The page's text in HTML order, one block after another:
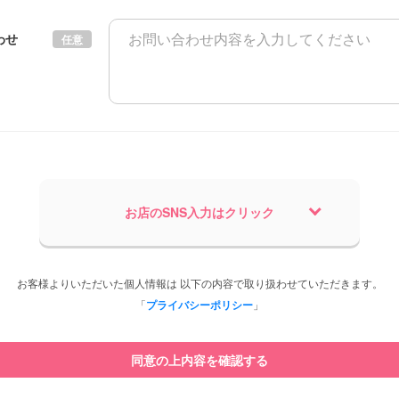
せ 任意
お店のSNS入力はクリック
お客様よりいただいた個人情報は 以下の内容で取り扱わせていただきます。
「プライバシーポリシー 」